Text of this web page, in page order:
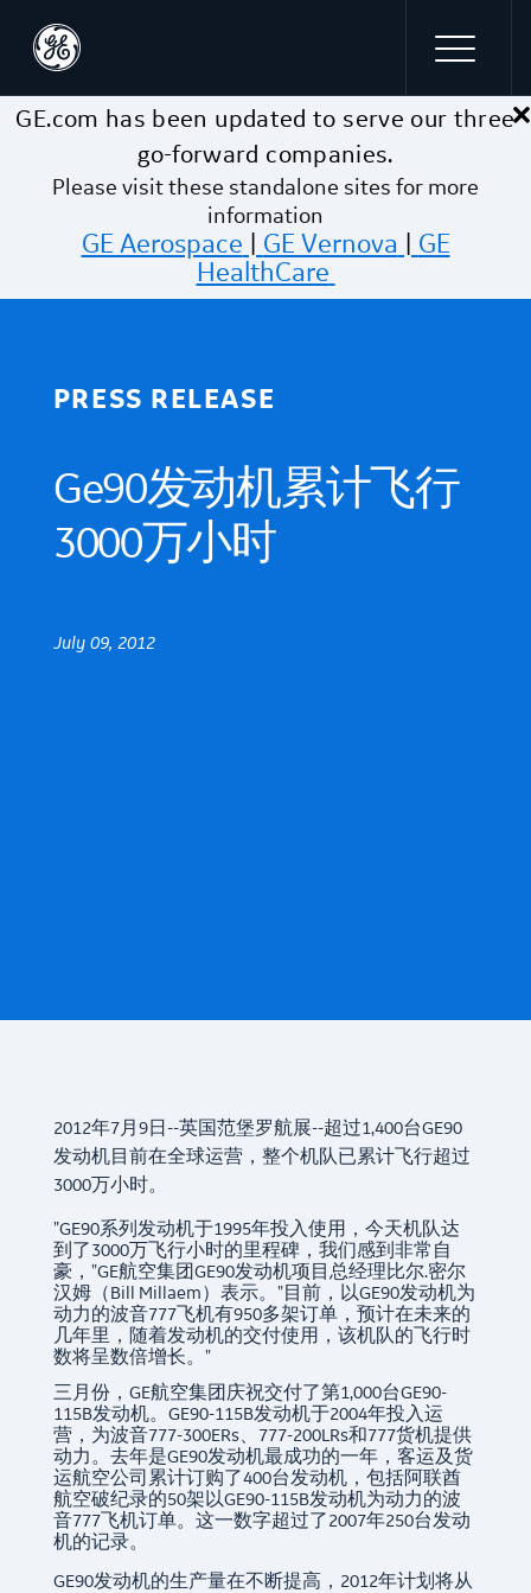
Skip to main content ×
GE.com has been updated to serve our three
go-forward companies.
Please visit these standalone sites for more
information
GE Aerospace GE Vernova
GE
HealthCare
PRESS RELEASE
Ge90发动机累计飞行
3000万小时
July 09, 2012
2012年7月9日--英国范堡罗航展--超过1,400台GE90
发动机目前在全球运营，整个机队已累计飞行超过
3000万小时。
"GE90系列发动机于1995年投入使用，今天机队达
到了3000万飞行小时的里程碑，我们感到非常自
豪，"GE航空集团GE90发动机项目总经理比尔.密尔
汉姆（Bill Millaem）表示。"目前，以GE90发动机为
动力的波音777飞机有950多架订单，预计在未来的
几年里，随着发动机的交付使用，该机队的飞行时
数将呈数倍增长。"
三月份，GE航空集团庆祝交付了第1,000台GE90-
115B发动机。GE90-115B发动机于2004年投入运
营，为波音777-300ERs、777-200LRs和777货机提供
动力。去年是GE90发动机最成功的一年，客运及货
运航空公司累计订购了400台发动机，包括阿联酋
航空破纪录的50架以GE90-115B发动机为动力的波
音777飞机订单。这一数字超过了2007年250台发动
机的记录。
GE90发动机的生产量在不断提高，2012年计划将从